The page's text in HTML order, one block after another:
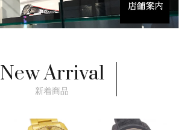
New Arrival
新着商品